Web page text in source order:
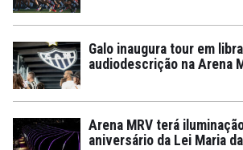
Galo inaugura tour em
audiodescrição na Arena
Arena MRV terá
aniversário da Lei Maria